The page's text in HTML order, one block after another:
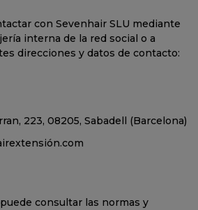
con Sevenhair SLU mediante
interna de la red social o a
direcciones y datos de contacto:
223, 08205, Sabadell (Barcelona)
consultar las normas y